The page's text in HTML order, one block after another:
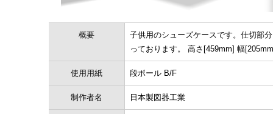
概要
子供用のシューズケースです。仕切部
っております。 高さ[459mm] 幅
使用用紙 段ボール B/F
制作者名 日本製図器工業